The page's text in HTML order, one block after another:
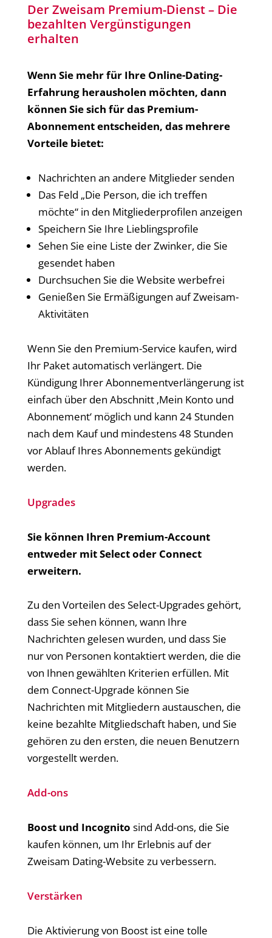
Der Zweisam Premium-Dienst – Die
bezahlten Vergünstigungen
erhalten
Wenn Sie mehr für Ihre Online-Dating-
Erfahrung herausholen möchten, dann
können Sie sich für das Premium-
Abonnement entscheiden, das mehrere
Vorteile bietet:
Nachrichten an andere Mitglieder senden
Das Feld „Die Person, die ich treffen
möchte“ in den Mitgliederprofilen anzeigen
Speichern Sie Ihre Lieblingsprofile
Sehen Sie eine Liste der Zwinker, die Sie
gesendet haben
Durchsuchen Sie die Website werbefrei
Genießen Sie Ermäßigungen auf Zweisam-
Aktivitäten
Wenn Sie den Premium-Service kaufen, wird
Ihr Paket automatisch verlängert. Die
Kündigung Ihrer Abonnementverlängerung ist
einfach über den Abschnitt ‚Mein Konto und
Abonnement‘ möglich und kann 24 Stunden
nach dem Kauf und mindestens 48 Stunden
vor Ablauf Ihres Abonnements gekündigt
werden.
Upgrades
Sie können Ihren Premium-Account
entweder mit Select oder Connect
erweitern.
Zu den Vorteilen des Select-Upgrades gehört,
dass Sie sehen können, wann Ihre
Nachrichten gelesen wurden, und dass Sie
nur von Personen kontaktiert werden, die die
von Ihnen gewählten Kriterien erfüllen. Mit
dem Connect-Upgrade können Sie
Nachrichten mit Mitgliedern austauschen, die
keine bezahlte Mitgliedschaft haben, und Sie
gehören zu den ersten, die neuen Benutzern
vorgestellt werden.
Add-ons
Boost und Incognito sind Add-ons, die Sie
kaufen können, um Ihr Erlebnis auf der
Zweisam Dating-Website zu verbessern.
Verstärken
Die Aktivierung von Boost ist eine tolle